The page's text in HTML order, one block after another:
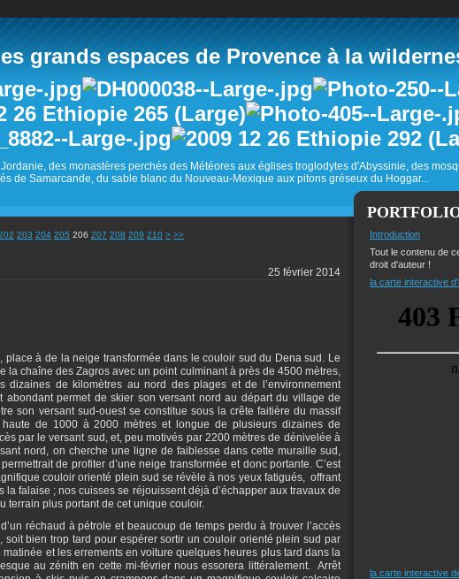
grands espaces de Provence à la
des monastères perchés des Météores aux églises troglodytes d'Abyssinie, des
de Samarcande, du sable blanc du Nouveau-Mexique aux pitons gréseux du Hoggar...
203 204 205 206 207 208 209 210 220
230
240
250
260
270
> >>
25 février 2014
à de la neige transformée dans le couloir sud du Dena sud. Le
la chaîne des Zagros avec un point culminant à près de 4500 mètres,
dizaines de kilomètres au nord des plages et de l’environnement
abondant permet de skier son versant nord au départ du village de
son versant sud-ouest se constitue sous la crête faitière du massif
haute de 1000 à 2000 mètres et longue de plusieurs dizaines de
par le versant sud, et, peu motivés par 2200 mètres de dénivelée à
nord, on cherche une ligne de faiblesse dans cette muraille sud,
de profiter d’une neige transformée et donc portante. C’est
couloir orienté plein sud se révèle à nos yeux fatigués, offrant
falaise ; nos cuisses se réjouissent déjà d’échapper aux travaux de
terrain plus portant de cet unique couloir.
réchaud à pétrole et beaucoup de temps perdu à trouver l’accès
bien trop tard pour espérer sortir un couloir orienté plein sud par
et les errements en voiture quelques heures plus tard dans la
au zénith en cette mi-février nous essorera littéralement. Arrêt
Introduction
Tout le contenu de
droit d'auteur !
la carte interactive
la carte interactive